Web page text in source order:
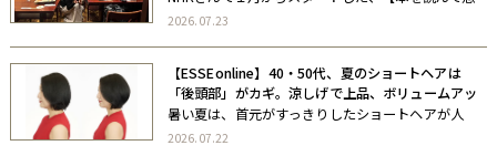
想を書く】講座、終了しましたー。大阪６回、東京
いるのですが、この講座はいっちば […]
2026.07.23
【ESSEonline】40・50代、夏のショートヘアは
「後頭部」がカギ。涼しげで上品、ボリュームアッ
プするカット術
暑い夏は、首元がすっきりしたショートヘアが人
気。でも、大人世代はただ短くするだけではなく、
2026.07.22